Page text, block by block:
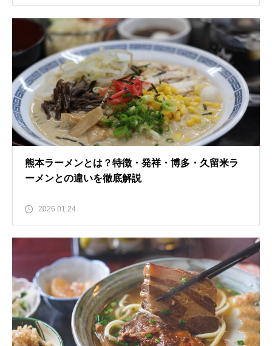
熊本ラーメンとは？特徴・発祥・博多・久留米ラ
ーメンとの違いを徹底解説
2026.01.24